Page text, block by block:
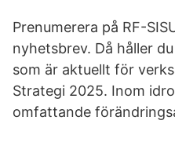
Prenumerera på RF-
nyhetsbrev. Då håller
som är aktuellt för
Strategi 2025. Inom
omfattande